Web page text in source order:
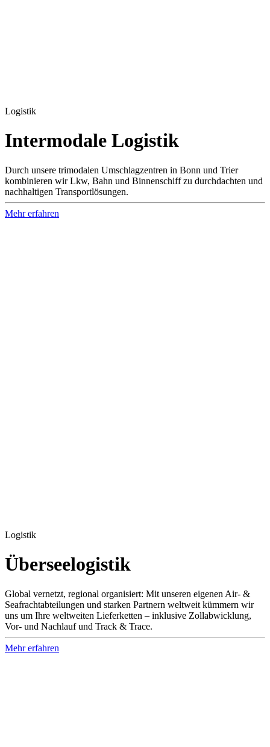
Logistik
Inter­modale Logistik
Durch unsere trimodalen Umschlagzentren in Bonn und Trier
kombinieren wir Lkw, Bahn und Binnenschiff zu durchdachten und
nachhaltigen Transportlösungen.
Mehr erfahren
Logistik
Übersee­logistik
Global vernetzt, regional organisiert: Mit unseren eigenen Air- &
Seafrachtabteilungen und starken Partnern weltweit kümmern wir
uns um Ihre weltweiten Lieferketten – inklusive Zollabwicklung,
Vor- und Nachlauf und Track & Trace.
Mehr erfahren